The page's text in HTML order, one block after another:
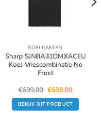
KOELKASTEN
Sharp SJNBA31DMXACEU
Koel-Vriescombinatie No
Frost
€699,00 Oorspronkelijke
prijs
was:
€699,00.
€539,00Huidige
prijs
is:
€539,00.
BEKIJK DIT PRODUCT